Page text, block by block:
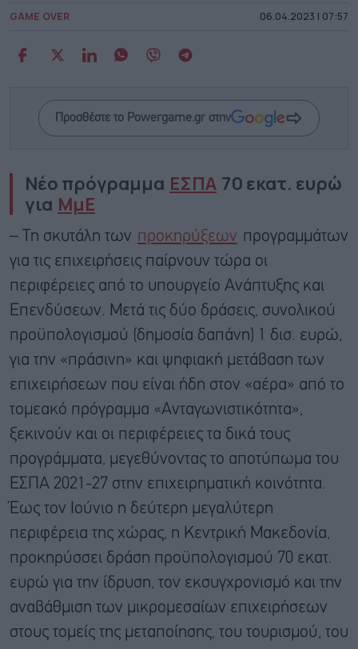
GAME OVER 06.04.2023 | 07:57
Προσθέστε το Powergame.gr στην
Νέο πρόγραμμα ΕΣΠΑ 70 εκατ. ευρώ
για ΜμΕ
– Τη σκυτάλη των προκηρύξεων προγραμμάτων
για τις επιχειρήσεις παίρνουν τώρα οι
περιφέρειες από το υπουργείο Ανάπτυξης και
Επενδύσεων. Μετά τις δύο δράσεις, συνολικού
προϋπολογισμού (δημοσία δαπάνη) 1 δισ. ευρώ,
για την «πράσινη» και ψηφιακή μετάβαση των
επιχειρήσεων που είναι ήδη στον «αέρα» από το
τομεακό πρόγραμμα «Ανταγωνιστικότητα»,
ξεκινούν και οι περιφέρειες τα δικά τους
προγράμματα, μεγεθύνοντας το αποτύπωμα του
ΕΣΠΑ 2021-27 στην επιχειρηματική κοινότητα.
Έως τον Ιούνιο η δεύτερη μεγαλύτερη
περιφέρεια της χώρας, η Κεντρική Μακεδονία,
προκηρύσσει δράση προϋπολογισμού 70 εκατ.
ευρώ για την ίδρυση, τον εκσυγχρονισμό και την
αναβάθμιση των μικρομεσαίων επιχειρήσεων
στους τομείς της μεταποίησης, του τουρισμού, του